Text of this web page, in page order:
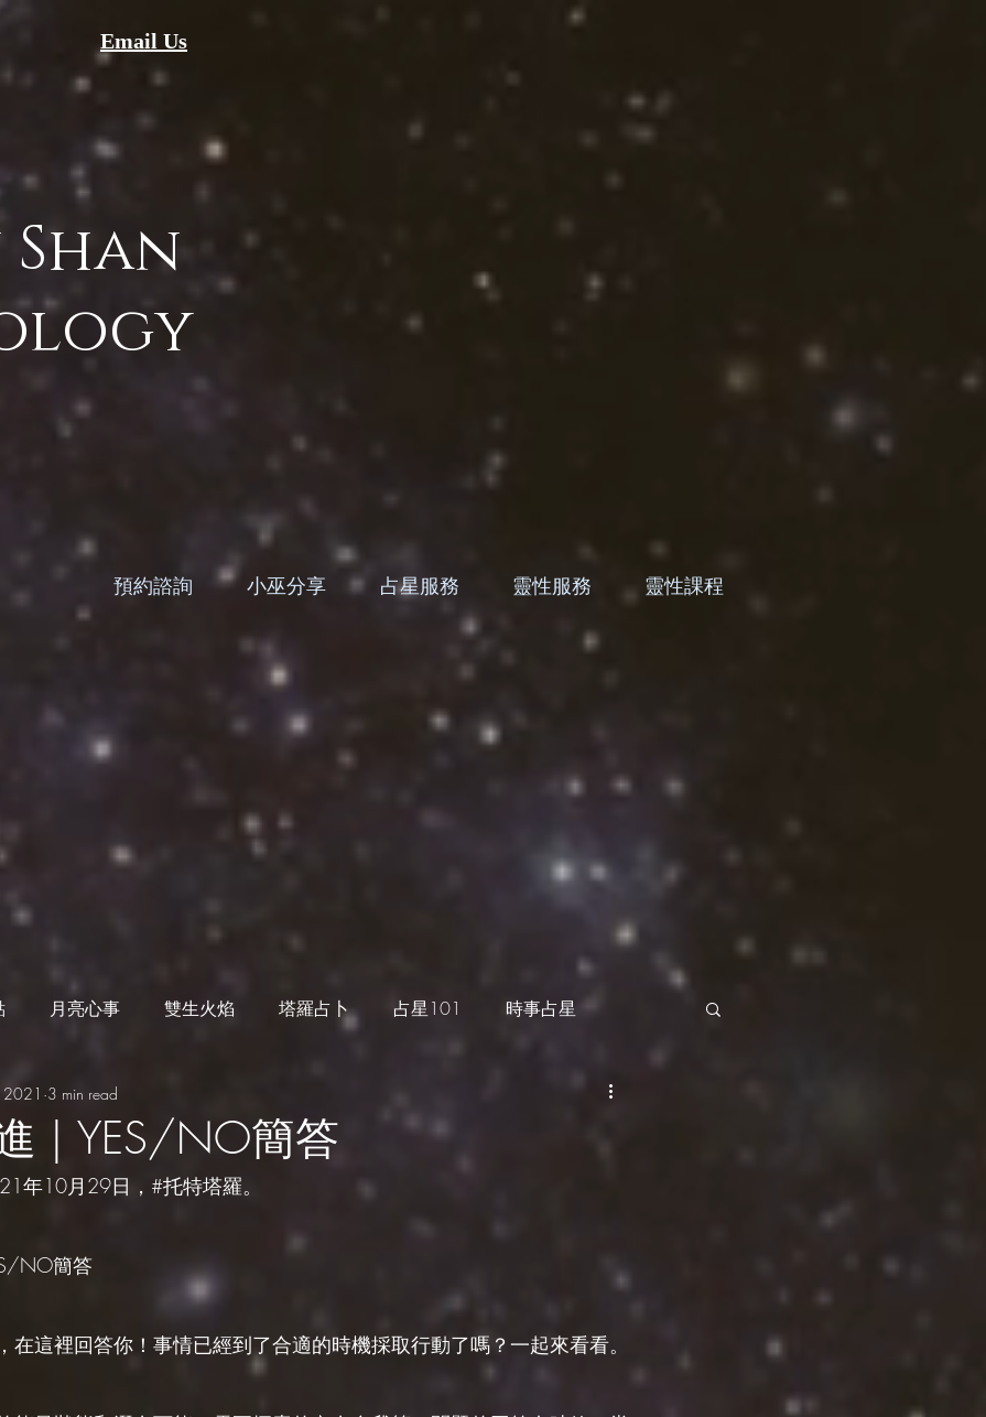
Email Us
Shan
預約諮詢 小巫分享 占星服務 靈性服務 靈性課程
月亮心事 雙生火焰 塔羅占卜 占星101 時事占星
季心境 星座週運
| YES/NO簡答
3 min read
年10月29日，#托特塔羅。
NO簡答
在這裡回答你！事情已經到了合適的時機採取行動了嗎？一起來看看。